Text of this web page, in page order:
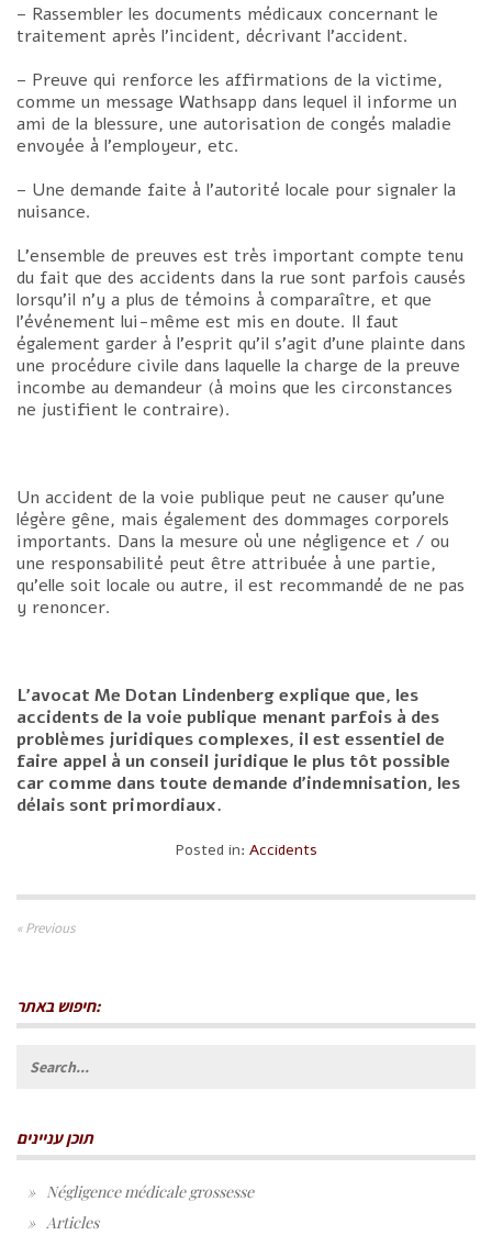
– Rassembler les documents médicaux concernant le
traitement après l’incident, décrivant l’accident.
– Preuve qui renforce les affirmations de la victime,
comme un message Wathsapp dans lequel il informe un
ami de la blessure, une autorisation de congés maladie
envoyée à l’employeur, etc.
– Une demande faite à l’autorité locale pour signaler la
nuisance.
L’ensemble de preuves est très important compte tenu
du fait que des accidents dans la rue sont parfois causés
lorsqu’il n’y a plus de témoins à comparaître, et que
l’événement lui-même est mis en doute. Il faut
également garder à l’esprit qu’il s’agit d’une plainte dans
une procédure civile dans laquelle la charge de la preuve
incombe au demandeur (à moins que les circonstances
ne justifient le contraire).
Un accident de la voie publique peut ne causer qu’une
légère gêne, mais également des dommages corporels
importants. Dans la mesure où une négligence et / ou
une responsabilité peut être attribuée à une partie,
qu’elle soit locale ou autre, il est recommandé de ne pas
y renoncer.
L’avocat Me Dotan Lindenberg explique que, les
accidents de la voie publique menant parfois à des
problèmes juridiques complexes, il est essentiel de
faire appel à un conseil juridique le plus tôt possible
car comme dans toute demande d’indemnisation, les
délais sont primordiaux.
Posted in: Accidents
« Previous
חיפוש באתר:
Search
תוכן עניינים
Négligence médicale grossesse
Articles